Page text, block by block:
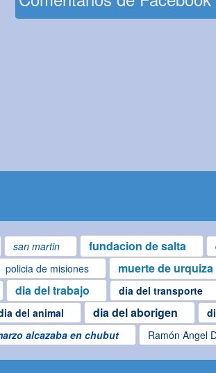
san martin fundacion de salta
policia de misiones muerte de urquiza
dia del trabajo dia del transporte
del animal dia del aborigen
alcazaba en chubut Ramón Angel